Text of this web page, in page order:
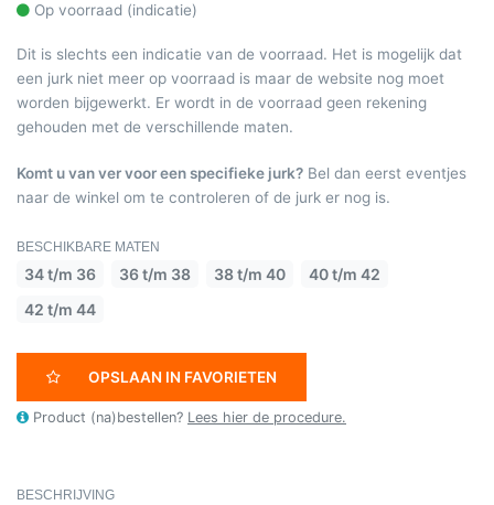
Op voorraad (indicatie)
Dit is slechts een indicatie van de voorraad. Het is mogelijk dat
een jurk niet meer op voorraad is maar de website nog moet
worden bijgewerkt. Er wordt in de voorraad geen rekening
gehouden met de verschillende maten.
Komt u van ver voor een specifieke jurk? Bel dan eerst eventjes
naar de winkel om te controleren of de jurk er nog is.
BESCHIKBARE MATEN
34 t/m 36 36 t/m 38 38 t/m 40
40 t/m 42
42 t/m 44
OPSLAAN IN FAVORIETEN
Product (na)bestellen? Lees hier de procedure.
BESCHRIJVING